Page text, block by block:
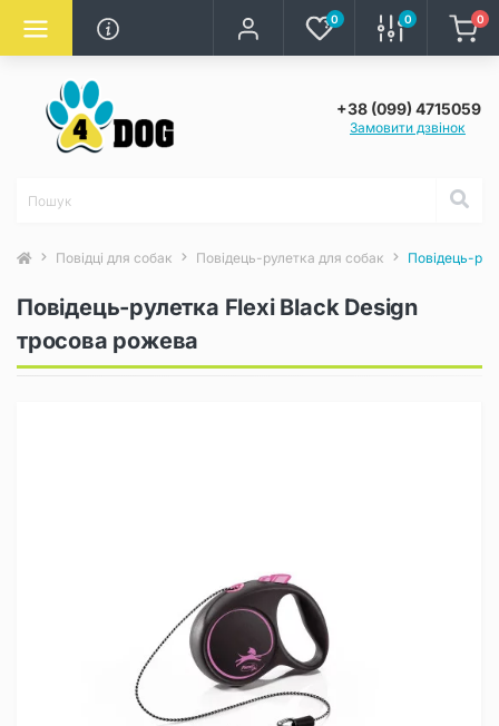
0 0 0
+38 (099) 4715059
Замовити дзвінок
Повідці для собак Повідець-рулетка для собак Повідець-
Повідець-рулетка Flexi Black Design
тросова рожева